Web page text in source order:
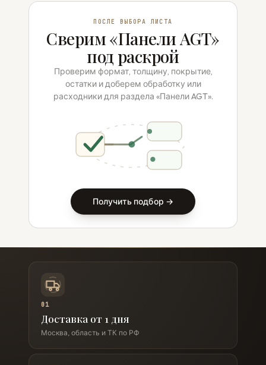
ПОСЛЕ ВЫБОРА ЛИСТА
Сверим «Панели AGT»
под раскрой
Проверим формат, толщину, покрытие,
остатки и доберем обработку или
расходники для раздела «Панели AGT».
Получить подбор →
01
Доставка от 1 дня
Москва, область и ТК по РФ